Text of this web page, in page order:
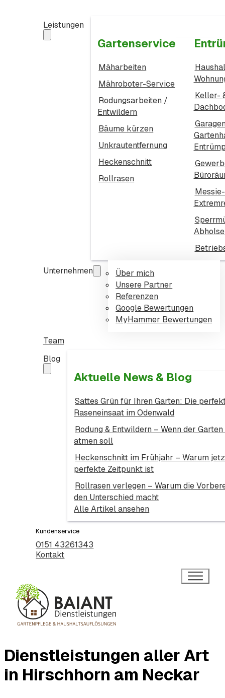
Leistungen
Gartenservice
Mäharbeiten
Mähroboter-Service
Rodungsarbeiten /
Entwildern
Bäume kürzen
Unkrautentfernung
Heckenschnitt
Rollrasen
Keller-
Unternehmen
Über mich
Unsere Partner
Referenzen
Google Bewertungen
MyHammer Bewertungen
Team
Blog
Aktuelle News & Blog
Sattes Grün für Ihren Garten: Die
Raseneinsaat im Odenwald
Rodung & Entwildern – Wenn der
atmen soll
Heckenschnitt im Frühjahr – Warum
perfekte Zeitpunkt ist
Rollrasen verlegen – Warum die
den Unterschied macht
Alle Artikel ansehen
Kundenservice
0151 43261343
Kontakt
Dienstleistungen aller Art
in Hirschhorn am Neckar